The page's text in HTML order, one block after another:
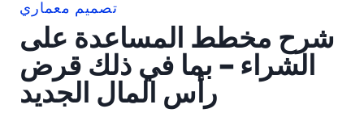
تصميم معماري
شرح مخطط المساعدة على
الشراء – بما في ذلك قرض
رأس المال الجديد